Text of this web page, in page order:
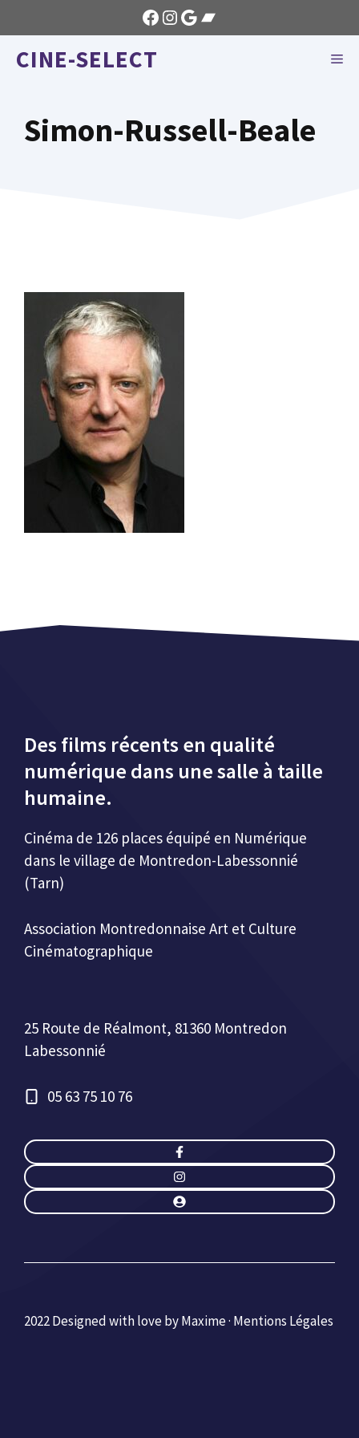
au
contenu
Facebook
Instagram
GoogleBandcamp
CINE-SELECT
Simon-Russell-Beale
Des films récents en qualité
numérique dans une salle à taille
humaine.
Cinéma de 126 places équipé en Numérique
dans le village de Montredon-Labessonnié
(Tarn)
Association Montredonnaise Art et Culture
Cinématographique
25 Route de Réalmont, 81360 Montredon
Labessonnié
05 63 75 10 76
2022 Designed with love by Maxime · Mentions Légales